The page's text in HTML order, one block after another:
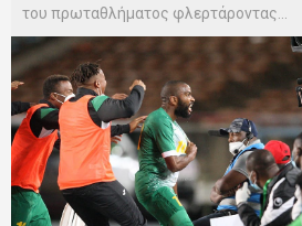
του πρωταθλήματος φλερτάροντας...